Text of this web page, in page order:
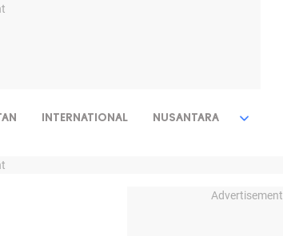
INTERNATIONAL NUSANTARA
Advertisement